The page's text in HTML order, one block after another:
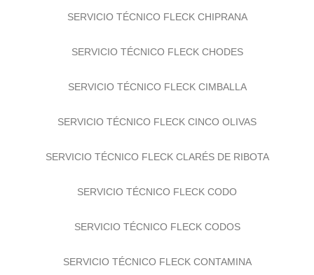
SERVICIO TÉCNICO FLECK CHIPRANA
SERVICIO TÉCNICO FLECK CHODES
SERVICIO TÉCNICO FLECK CIMBALLA
SERVICIO TÉCNICO FLECK CINCO OLIVAS
SERVICIO TÉCNICO FLECK CLARÉS DE RIBOTA
SERVICIO TÉCNICO FLECK CODO
SERVICIO TÉCNICO FLECK CODOS
SERVICIO TÉCNICO FLECK CONTAMINA